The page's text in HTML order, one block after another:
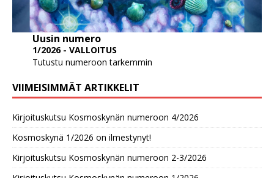
Uusin numero
1/2026 - VALLOITUS
Tutustu numeroon tarkemmin
VIIMEISIMMÄT ARTIKKELIT
Kirjoituskutsu Kosmoskynän numeroon 4/2026
Kosmoskynä 1/2026 on ilmestynyt!
Kirjoituskutsu Kosmoskynän numeroon 2-3/2026